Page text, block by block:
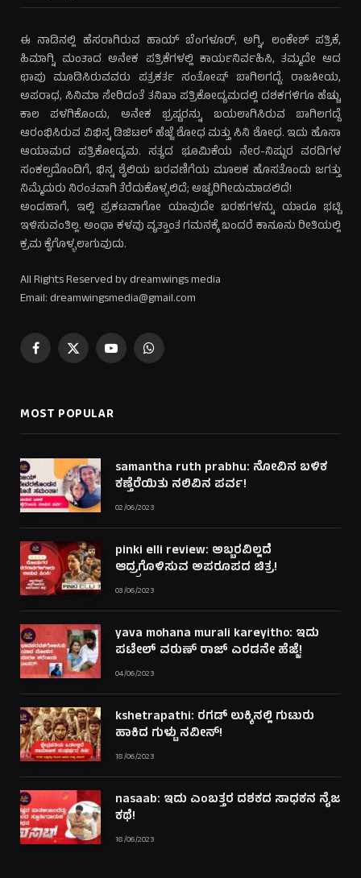
ಈ ನಾಡಿನಲ್ಲಿ ಹೆಸರಾಗಿರುವ ಹಾಯ್ ಬೆಂಗಳೂರ್, ಅಗ್ನಿ, ಲಂಕೇಶ್ ಪತ್ರಿಕೆ,
ಹಿಮಾಗ್ನಿ ಮಂತಾದ ಅನೇಕ ಪತ್ರಿಕೆಗಳಲ್ಲಿ ಕಾರ್ಯನಿರ್ವಹಿಸಿ, ತಮ್ಮದೇ ಆದ
ಛಾಪು ಮೂಡಿಸಿರುವವರು ಪತ್ರಕರ್ತ ಸಂತೋಷ್ ಬಾಗಿಲಗದ್ದೆ. ರಾಜಕೀಯ,
ಅಪರಾಧ, ಸಿನಿಮಾ ಸೇರಿದಂತೆ ತನಿಖಾ ಪತ್ರಿಕೋದ್ಯಮದಲ್ಲಿ ದಶಕಗಳಿಗೂ ಹೆಚ್ಚು
ಕಾಲ ಪಳಗಿಕೊಂಡು, ಅನೇಕ ಭ್ರಷ್ಟರನ್ನು ಬಯಲಾಗಿಸಿರುವ ಬಾಗಿಲಗದ್ದೆ
ಆರಂಭಿಸಿರುವ ವಿಭಿನ್ನ ಡಿಜಿಟಲ್ ಹೆಜ್ಜೆ ಶೋಧ ಮತ್ತು ಸಿನಿ ಶೋಧ. ಇದು ಹೊಸಾ
ಆಯಾಮದ ಪತ್ರಿಕೋದ್ಯಮ. ಸತ್ಯದ ಭೂಮಿಕೆಯ ನೇರ-ನಿಷ್ಠುರ ವರದಿಗಳ
ಸಂಕಲ್ಪದೊಂದಿಗೆ, ಭಿನ್ನ ಶೈಲಿಯ ಬರವಣಿಗೆಯ ಮೂಲಕ ಹೊಸತೊಂದು ಜಗತ್ತು
ನಿಮ್ಮೆದುರು ನಿರಂತವಾಗಿ ತೆರೆದುಕೊಳ್ಳಲಿದೆ; ಅಚ್ಚರಿಗೀಡುಮಾಡಲಿದೆ!
ಅಂದಹಾಗೆ, ಇಲ್ಲಿ ಪ್ರಕಟವಾಗೋ ಯಾವುದೇ ಬರಹಗಳನ್ನು ಯಾರೂ ಭಟ್ಟಿ
ಇಳಿಸುವಂತಿಲ್ಲ. ಅಂಥಾ ಕಳವು ವೃತ್ತಾಂತ ಗಮನಕ್ಕೆ ಬಂದರೆ ಕಾನೂನು ರೀತಿಯಲ್ಲಿ
ಕ್ರಮ ಕೈಗೊಳ್ಳಲಾಗುವುದು.
All Rights Reserved by dreamwings media
Email: dreamwingsmedia@gmail.com
Facebook
X
YouTubeWhatsApp
MOST POPULAR
samantha ruth prabhu: ನೋವಿನ ಬಳಿಕ
ಕಣ್ತೆರೆಯಿತು ನಲಿವಿನ ಪರ್ವ!
02/06/2023
pinki elli review: ಅಬ್ಬರವಿಲ್ಲದೆ
ಆದ್ರ್ರಗೊಳಿಸುವ ಅಪರೂಪದ ಚಿತ್ರ!
03/06/2023
yava mohana murali kareyitho: ಇದು
ಪಟೇಲ್ ವರುಣ್ ರಾಜ್ ಎರಡನೇ ಹೆಜ್ಜೆ!
04/06/2023
kshetrapathi: ರಗಡ್ ಲುಕ್ಕಿನಲ್ಲಿ ಗುಟುರು
ಹಾಕಿದ ಗುಳ್ಟು ನವೀನ್!
18/06/2023
nasaab: ಇದು ಎಂಬತ್ತರ ದಶಕದ ಸಾಧಕನ ನೈಜ
ಕಥೆ!
18/06/2023